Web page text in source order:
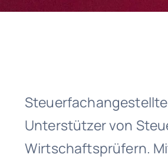
Unterstützer von
Wirtschaftsprüfern.